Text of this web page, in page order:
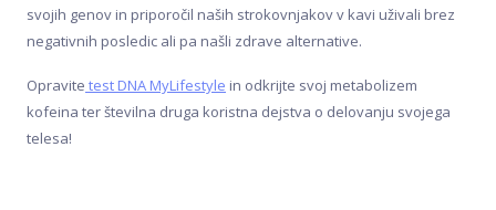
svojih genov in priporočil naših strokovnjakov v kavi uživali brez
negativnih posledic ali pa našli zdrave alternative.
Opravite test DNA MyLifestyle in odkrijte svoj metabolizem
kofeina ter številna druga koristna dejstva o delovanju svojega
telesa!